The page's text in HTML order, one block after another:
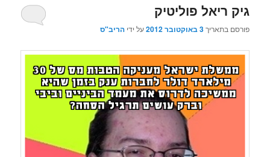
גיק ריאל פוליטיק
פורסם בתאריך3 באוקטובר 2012 על ידיהריב"ס